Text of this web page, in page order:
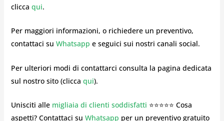
clicca qui.
Per maggiori informazioni, o richiedere un preventivo,
contattaci su Whatsapp e seguici sui nostri canali social.
Per ulteriori modi di contattarci consulta la pagina dedicata
sul nostro sito (clicca qui).
Unisciti alle migliaia di clienti soddisfatti ⭐⭐⭐⭐⭐ Cosa
aspetti? Contattaci su Whatsapp per un preventivo gratuito